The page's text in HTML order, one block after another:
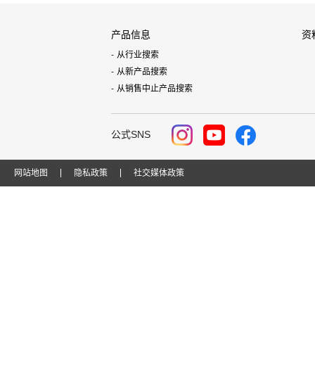
产品信息
从行业搜索
从新产品搜索
从销售中止产品搜索
资
公式SNS
网站地图 隐私政策 社交媒体政策